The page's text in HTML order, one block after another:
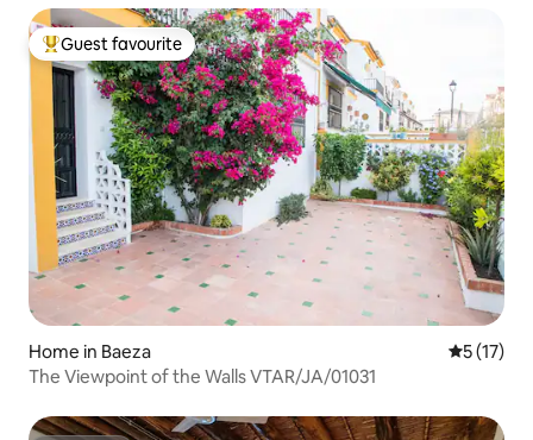
Top guest favourite
Guest favourite
Home in Baeza 5 out of 5
5 (17)
The Viewpoint of the Walls VTAR/JA/01031